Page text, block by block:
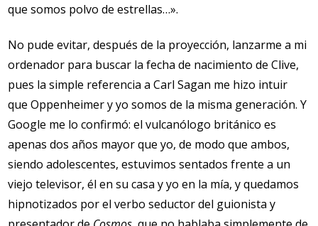
que somos polvo de estrellas…».
No pude evitar, después de la proyección, lanzarme a mi
ordenador para buscar la fecha de nacimiento de Clive,
pues la simple referencia a Carl Sagan me hizo intuir
que Oppenheimer y yo somos de la misma generación. Y
Google me lo confirmó: el vulcanólogo británico es
apenas dos años mayor que yo, de modo que ambos,
siendo adolescentes, estuvimos sentados frente a un
viejo televisor, él en su casa y yo en la mía, y quedamos
hipnotizados por el verbo seductor del guionista y